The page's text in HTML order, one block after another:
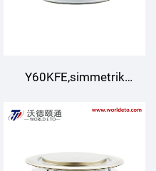
Y60KFE,simmetrik
tiristor